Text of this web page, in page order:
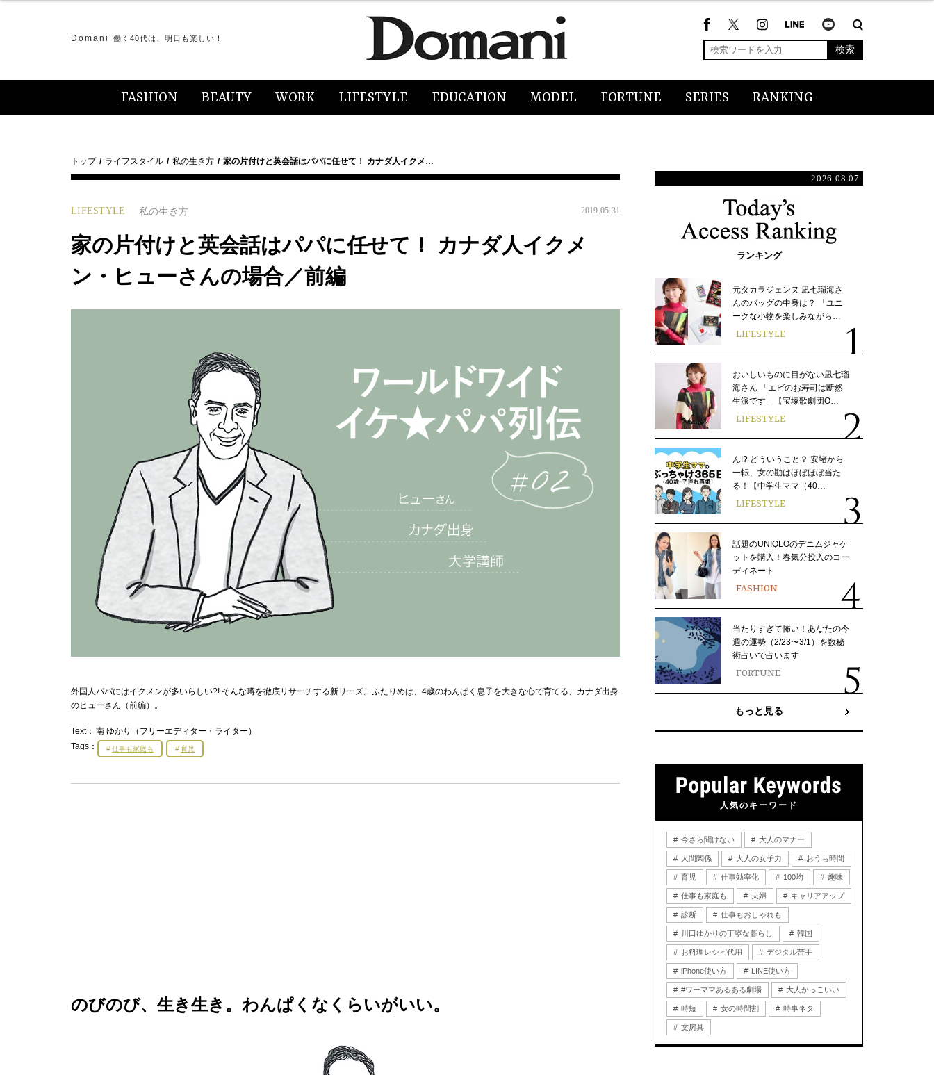
Domani 働く40代は、明日も楽しい！
検索
FASHION BEAUTY WORK LIFESTYLE EDUCATION MODEL FORTUNE SERIES RANKING
トップ ライフスタイル 私の生き方 家の片付けと英会話はパパに任せて！ カナダ人イクメ…
LIFESTYLE 私の生き方 2019.05.31
家の片付けと英会話はパパに任せて！ カナダ人イクメ
ン・ヒューさんの場合／前編
外国人パパにはイクメンが多いらしい?! そんな噂を徹底リサーチする新リーズ。ふたりめは、4歳のわんぱく息子を大きな心で育てる、カナダ出身
のヒューさん（前編）。
Text： 南 ゆかり（フリーエディター・ライター）
Tags：
仕事も家庭も 育児
のびのび、生き生き。わんぱくなくらいがいい。
2026.08.07
ランキング
元タカラジェンヌ 凪七瑠海さ
んのバッグの中身は？ 「ユニ
ークな小物を楽しみながら…
LIFESTYLE
おいしいものに目がない凪七瑠
海さん 「エビのお寿司は断然
生派です」【宝塚歌劇団O…
LIFESTYLE
ん!? どういうこと？ 安堵から
一転、女の勘はほぼほぼ当た
る！【中学生ママ（40…
LIFESTYLE
話題のUNIQLOのデニムジャケ
ットを購入！春気分投入のコー
ディネート
FASHION
当たりすぎて怖い！あなたの今
週の運勢（2/23〜3/1）を数秘
術占いで占います
FORTUNE
もっと見る
人気のキーワード
今さら聞けない 大人のマナー
人間関係 大人の女子力 おうち時間
育児 仕事効率化 100均 趣味
仕事も家庭も 夫婦 キャリアアップ
診断 仕事もおしゃれも
川口ゆかりの丁寧な暮らし 韓国
お料理レシピ代用 デジタル苦手
iPhone使い方 LINE使い方
#ワーママあるある劇場 大人かっこいい
時短 女の時間割 時事ネタ
文房具